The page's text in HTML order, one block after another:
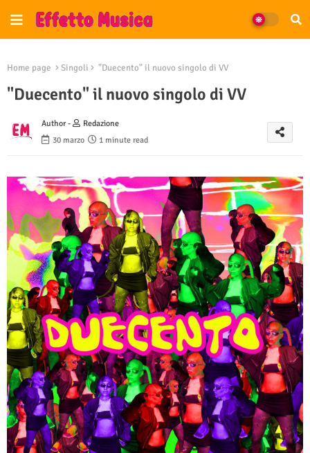
Home page Singoli "Duecento" il nuovo singolo di VV
"Duecento" il nuovo singolo di VV
Author -
Redazione
30 marzo
1 minute read